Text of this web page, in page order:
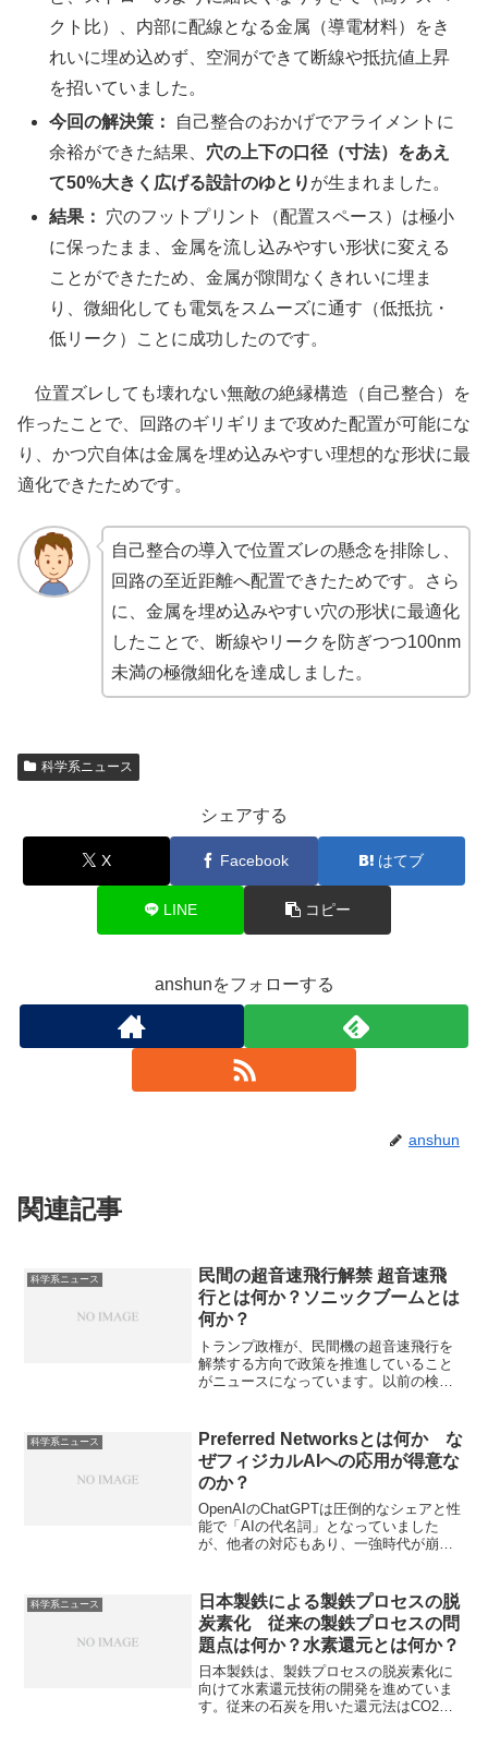
クト比）、内部に配線となる金属（導電材料）をき
れいに埋め込めず、空洞ができて断線や抵抗値上昇
を招いていました。
今回の解決策：
自己整合のおかげでアライメントに
余裕ができた結果、 穴の上下の口径（寸法）をあえ
て50%大きく広げる設計のゆとり が生まれました。
結果：
穴のフットプリント（配置スペース）は極小
に保ったまま、金属を流し込みやすい形状に変える
ことができたため、金属が隙間なくきれいに埋ま
り、微細化しても電気をスムーズに通す（低抵抗・
低リーク）ことに成功したのです。
位置ズレしても壊れない無敵の絶縁構造（自己整合）を
作ったことで、回路のギリギリまで攻めた配置が可能にな
り、かつ穴自体は金属を埋め込みやすい理想的な形状に最
適化できたためです。
自己整合の導入で位置ズレの懸念を排除し、
回路の至近距離へ配置できたためです。さら
に、金属を埋め込みやすい穴の形状に最適化
したことで、断線やリークを防ぎつつ100nm
未満の極微細化を達成しました。
科学系ニュース
シェアする
X Facebook はてブ
LINE コピー
anshunをフォローする
anshun
関連記事
科学系ニュース
民間の超音速飛行解禁 超音速飛
行とは何か？ソニックブームとは
何か？
トランプ政権が、民間機の超音速飛行を
解禁する方向で政策を推進していること
がニュースになっています。以前の検討
どの経済性の悪さから普及に至りません
でした。ソニックブームとは何か、どの
ように低減を目指しているのかを知るこ
とができます。
科学系ニュース
Preferred Networksとは何か な
ぜフィジカルAIへの応用が得意な
のか？
OpenAIのChatGPTは圧倒的なシェアと性
能で「AIの代名詞」となっていました
が、他者の対応もあり、一強時代が崩れ
す。 Preferred Networks（PFN）は、日
本を代表するAI開発企業であり、他のAI
企業とは一線を画す「垂直統合型」のビ
ジネスモデルが最大の特徴です。PFNの
特徴や垂直統合のメリット、むずかしさ
を知ることができます。
科学系ニュース
日本製鉄による製鉄プロセスの脱
炭素化 従来の製鉄プロセスの問
題点は何か？水素還元とは何か？
日本製鉄は、製鉄プロセスの脱炭素化に
向けて水素還元技術の開発を進めていま
す。従来の石炭を用いた還元法はCO2の